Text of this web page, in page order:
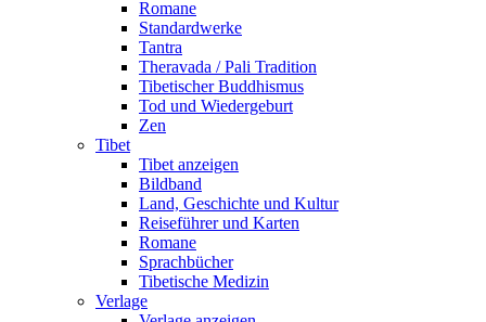
Romane
Standardwerke
Tantra
Theravada / Pali Tradition
Tibetischer Buddhismus
Tod und Wiedergeburt
Zen
Tibet
Tibet anzeigen
Bildband
Land, Geschichte und Kultur
Reiseführer und Karten
Romane
Sprachbücher
Tibetische Medizin
Verlage